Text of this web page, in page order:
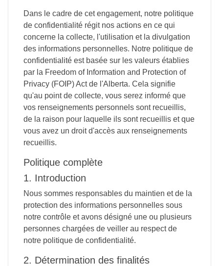
Dans le cadre de cet engagement, notre politique
de confidentialité régit nos actions en ce qui
concerne la collecte, l'utilisation et la divulgation
des informations personnelles. Notre politique de
confidentialité est basée sur les valeurs établies
par la Freedom of Information and Protection of
Privacy (FOIP) Act de l'Alberta. Cela signifie
qu'au point de collecte, vous serez informé que
vos renseignements personnels sont recueillis,
de la raison pour laquelle ils sont recueillis et que
vous avez un droit d'accès aux renseignements
recueillis.
Politique complète
1. Introduction
Nous sommes responsables du maintien et de la
protection des informations personnelles sous
notre contrôle et avons désigné une ou plusieurs
personnes chargées de veiller au respect de
notre politique de confidentialité.
2. Détermination des finalités